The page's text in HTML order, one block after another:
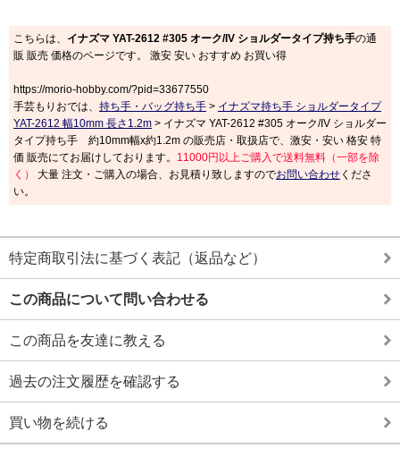
こちらは、 イナズマ YAT-2612 #305 オーク/IV ショルダータイプ持ち手の通
販 販売 価格のページです。 激安 安い おすすめ お買い得
https://morio-hobby.com/?pid=33677550
手芸もりおでは、 持ち手・バッグ持ち手 > イナズマ持ち手 ショルダータイプ
YAT-2612 幅10mm 長さ1.2m > イナズマ YAT-2612 #305 オーク/IV ショルダー
タイプ持ち手 約10mm幅x約1.2m の販売店・取扱店で、激安・安い 格安 特
価 販売にてお届けしております。 11000円以上ご購入で送料無料（一部を除
く）
大量 注文・ご購入の場合、お見積り致しますのでお問い合わせ くださ
い。
特定商取引法に基づく表記（返品など）
この商品について問い合わせる
この商品を友達に教える
過去の注文履歴を確認する
買い物を続ける